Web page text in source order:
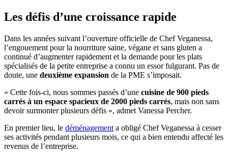
Les défis d’une croissance rapide
Dans les années suivant l’ouverture officielle de Chef Veganessa,
l’engouement pour la nourriture saine, végane et sans gluten a
continué d’augmenter rapidement et la demande pour les plats
spécialisés de la petite entreprise a connu un essor fulgurant. Pas de
doute, une deuxième expansion de la PME s’imposait.
« Cette fois-ci, nous sommes passés d’une cuisine de 900 pieds
carrés à un espace spacieux de 2000 pieds carrés, mais non sans
devoir surmonter plusieurs défis », admet Vanessa Percher.
En premier lieu, le déménagement a obligé Chef Veganessa à cesser
ses activités pendant plusieurs mois, ce qui a bien entendu affecté les
revenus de l’entreprise.